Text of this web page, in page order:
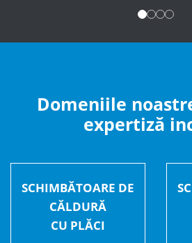
Domeniile
expertiză
SCHIMBĂTOARE DE
CĂLDURĂ
CU PLĂCI